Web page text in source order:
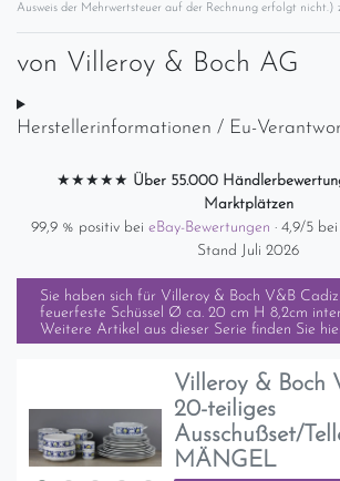
Ausweis der Mehrwertsteuer auf der Rechnung erfolgt nicht.)
von Villeroy & Boch AG
Herstellerinformationen / Eu-
★★★★★ Über 55.000
Marktplätzen
99,9 % positiv bei eBay-Bewertungen · 4,9/5 bei
Stand Juli 2026
Sie haben sich für Villeroy & Boch V&B
feuerfeste Schüssel Ø ca. 20 cm H 8,2cm
Weitere Artikel aus dieser Serie finden Sie
Villeroy & Boch
20-teiliges
Ausschußset/
MÄNGEL